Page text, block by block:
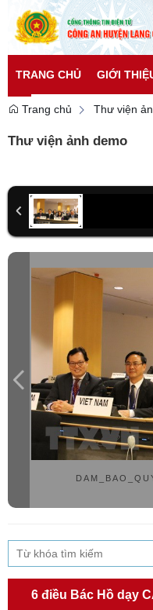
TRANG CHỦ GIỚI
Trang chủ
Thư viện
Thư viện ảnh demo
6 điều Bác Hồ dạy